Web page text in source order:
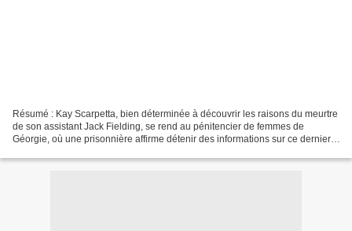
Résumé : Kay Scarpetta, bien déterminée à découvrir les raisons du meurtre
de son assistant Jack Fielding, se rend au pénitencier de femmes de
Géorgie, où une prisonnière affirme détenir des informations sur ce dernier.